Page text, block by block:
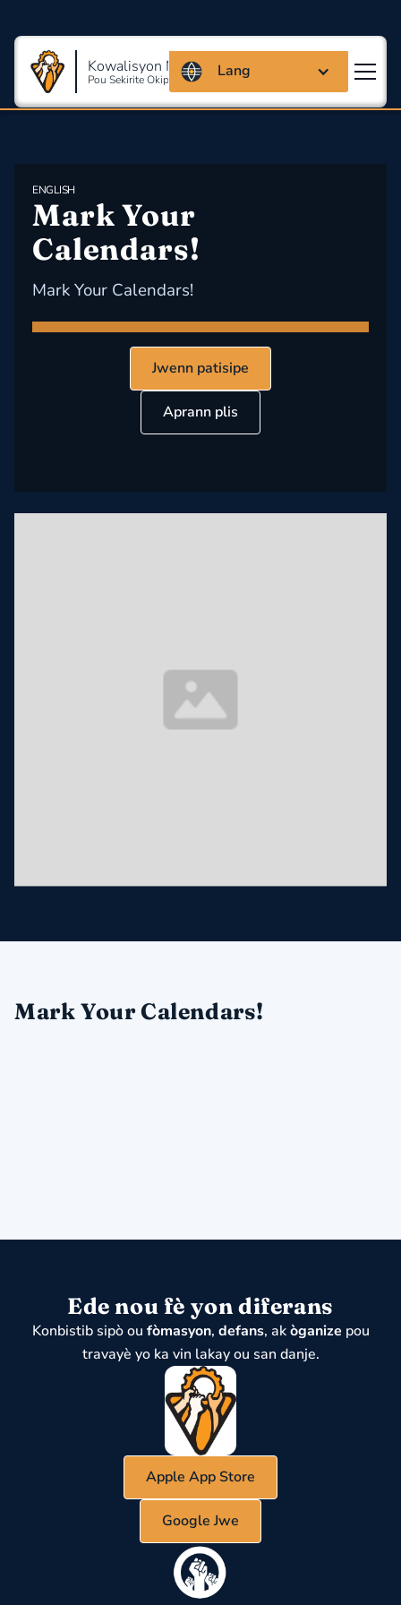
Kowalisyon Massachusetts
Pou Sekirite Okipasyonèl Ak Sante
Lang
ENGLISH
Mark Your
Calendars!
Mark Your Calendars!
Jwenn patisipe
Aprann plis
Mark Your Calendars!
Ede nou fè yon diferans
Konbistib sipò ou fòmasyon, defans, akòganize pou
travayè yo ka vin lakay ou san danje.
Apple App Store
Google Jwe